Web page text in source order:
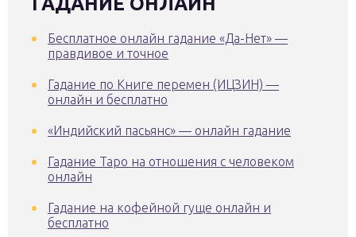
Бесплатное онлайн гадание «Да-Нет» —
правдивое и точное
Гадание по Книге перемен (ИЦЗИН) —
онлайн и бесплатно
«Индийский пасьянс» — онлайн гадание
Гадание Таро на отношения с человеком
онлайн
Гадание на кофейной гуще онлайн и
бесплатно